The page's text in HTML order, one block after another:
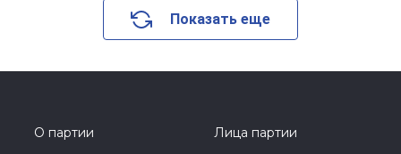
Показать еще
О партии
Лица партии